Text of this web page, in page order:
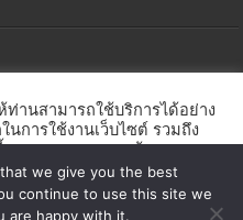
ทศ
ท่านสามารถใช้บริการได้อย่าง
การใช้งานเว็บไซต์ รวมถึง
อหาตรงตามความต้องการ
เอียดเพิ่มเติมได้ใน นโยบาย
we give you the best
continue to use this site we
are happy with it.